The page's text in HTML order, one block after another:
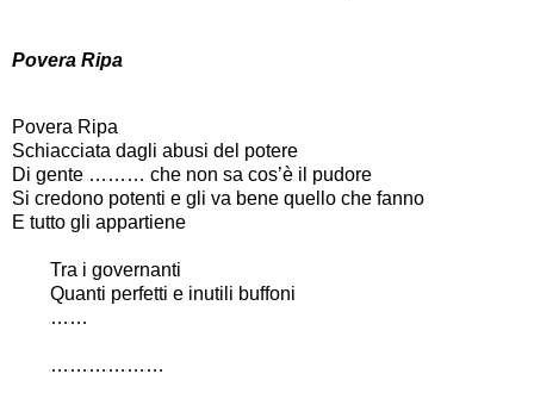
Povera Ripa
Povera Ripa
Schiacciata dagli abusi del potere
Di gente ……… che non sa cos’è il pudore
Si credono potenti e gli va bene quello che fanno
E tutto gli appartiene
Tra i governanti
Quanti perfetti e inutili buffoni
……
………………